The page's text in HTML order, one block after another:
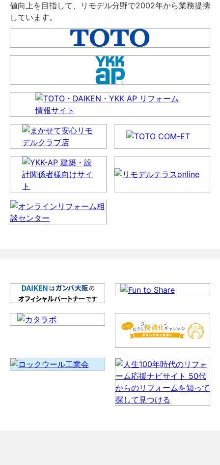
値向上を目指して、リモデル分野で2002年から業務提携
しています。